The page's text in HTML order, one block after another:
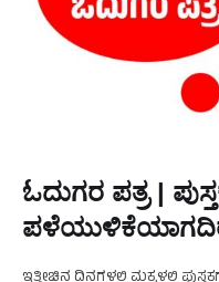
ಓದುಗರ ಪತ್ರ |